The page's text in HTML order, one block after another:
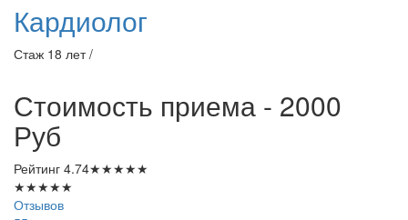
Кардиолог
Стаж 18 лет /
Стоимость приема - 2000
Руб
Рейтинг 4.74★★★★★
★★★★★
Отзывов